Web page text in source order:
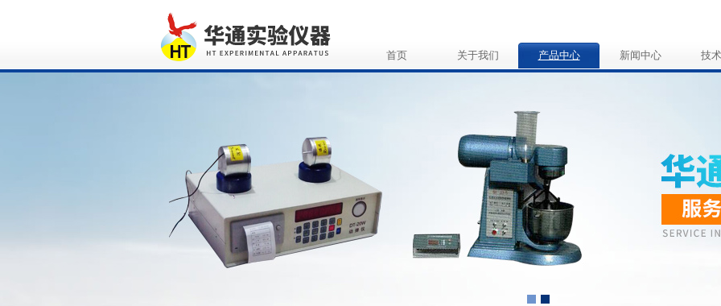
首页 关于我们 产品中心 新闻中心 技